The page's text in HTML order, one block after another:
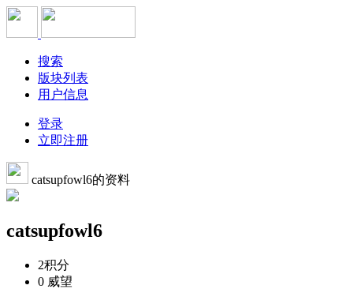
搜索
版块列表
用户信息
登录
立即注册
catsupfowl6的资料
catsupfowl6
2积分
0 威望